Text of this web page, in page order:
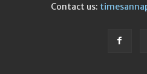
Contact us: